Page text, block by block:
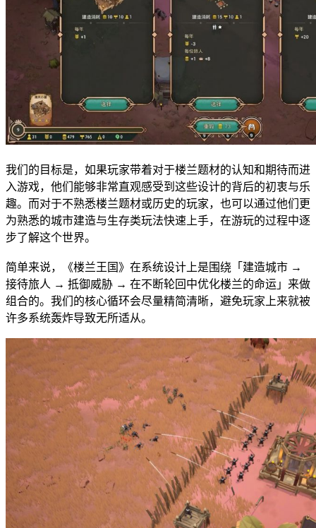
我们的目标是，如果玩家带着对于楼兰题材的认知和期待而进
入游戏，他们能够非常直观感受到这些设计的背后的初衷与乐
趣。而对于不熟悉楼兰题材或历史的玩家，也可以通过他们更
为熟悉的城市建造与生存类玩法快速上手，在游玩的过程中逐
步了解这个世界。
简单来说，《楼兰王国》在系统设计上是围绕「建造城市 →
接待旅人 → 抵御威胁 → 在不断轮回中优化楼兰的命运」来做
组合的。我们的核心循环会尽量精简清晰，避免玩家上来就被
许多系统轰炸导致无所适从。